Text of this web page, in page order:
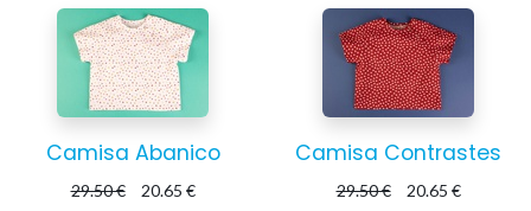
Camisa Abanico
29.50€ 20.65 €
Camisa Contrastes
29.50€ 20.65 €